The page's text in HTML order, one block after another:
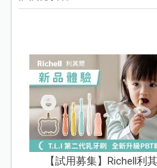
【試用募集】Richell利